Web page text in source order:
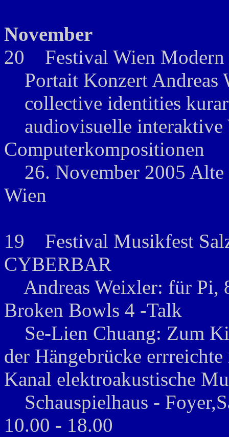
November
20 Festival Wien Modern
Portait Konzert Andreas
collective identities
audiovisuelle interaktive
Computerkompositionen
26. November 2005 Alte
Wien
19 Festival Musikfest
CYBERBAR
Andreas Weixler: für Pi,
Broken Bowls 4 -Talk
Se-Lien Chuang: Zum
der Hängebrücke
Kanal elektroakustische
Schauspielhaus -
10.00 - 18.00